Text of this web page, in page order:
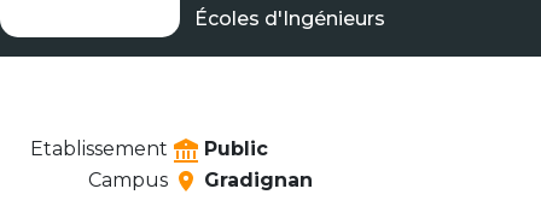
Écoles d'Ingénieurs
Etablissement
Public
Campus
Gradignan